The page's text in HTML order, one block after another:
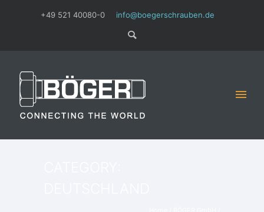
+49 521 40080-0 info@boegerschrauben.de